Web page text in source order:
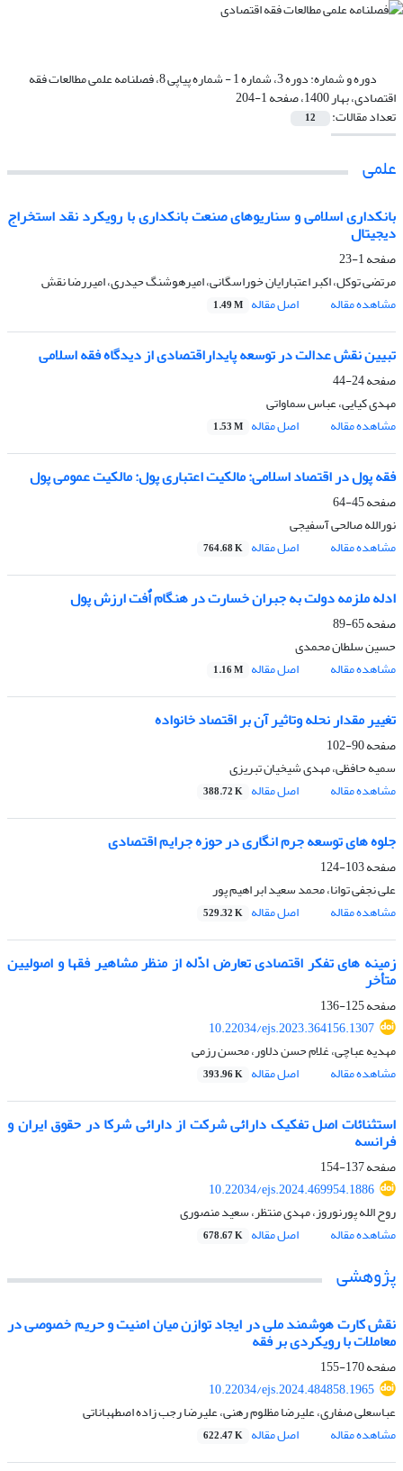
دوره و شماره: دوره 3، شماره 1 - شماره پیاپی 8، فصلنامه علمی مطالعات فقه
اقتصادی، بهار 1400، صفحه 1-204
تعداد مقالات: 12
علمی
بانکداری اسلامی و سناریوهای صنعت بانکداری با رویکرد نقد استخراج
دیجیتال
صفحه1-23
مرتضی توکل، اکبر اعتبارایان خوراسگانی، امیرهوشنگ حیدری، امیررضا نقش
مشاهده مقاله
اصل مقاله 1.49 M
تبیین نقش عدالت در توسعه پایداراقتصادی از دیدگاه فقه اسلامی
صفحه24-44
مهدی کیایی، عباس سماواتی
مشاهده مقاله
اصل مقاله 1.53 M
فقه پول در اقتصاد اسلامی: مالکیت اعتباری پول: مالکیت عمومی پول
صفحه45-64
نورالله صالحی آسفیجی
مشاهده مقاله
اصل مقاله 764.68 K
ادله ملزمه دولت به جبران خسارت در هنگام اٌفت ارزش پول
صفحه65-89
حسین سلطان محمدی
مشاهده مقاله
اصل مقاله 1.16 M
تغییر مقدار نحله وتاثیر آن بر اقتصاد خانواده
صفحه90-102
سمیه حافظی، مهدی شیخیان تبریزی
مشاهده مقاله
اصل مقاله 388.72 K
جلوه های توسعه جرم انگاری در حوزه جرایم اقتصادی
صفحه103-124
علی نجفی توانا، محمد سعید ابر اهیم پور
مشاهده مقاله
اصل مقاله 529.32 K
زمینه های تفکر اقتصادی تعارض ادّله از منظر مشاهیر فقها و اصولیین
متأخر
صفحه125-136
10.22034/ejs.2023.364156.1307
مهدیه عباچی، غلام حسن دلاور، محسن رزمی
مشاهده مقاله
اصل مقاله 393.96 K
استثنائات اصل تفکیک دارائی شرکت از دارائی شرکا در حقوق ایران و
فرانسه
صفحه137-154
10.22034/ejs.2024.469954.1886
روح الله پورنوروز، مهدی منتظر، سعید منصوری
مشاهده مقاله
اصل مقاله 678.67 K
پژوهشی
نقش کارت هوشمند ملی در ایجاد توازن میان امنیت و حریم خصوصی در
معاملات با رویکردی بر فقه
صفحه170-155
10.22034/ejs.2024.484858.1965
عباسعلی صفاری، علیرضا مظلوم رهنی، علیرضا رجب زاده اصطهباناتی
مشاهده مقاله
اصل مقاله 622.47 K